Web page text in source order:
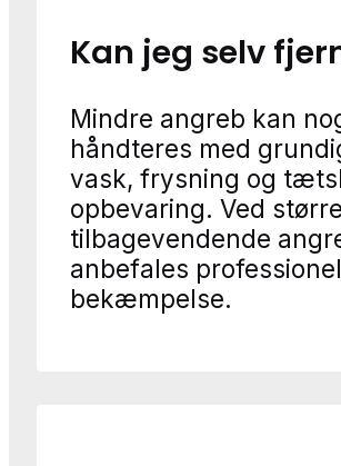
Kan jeg selv
Mindre angreb kan
håndteres med
vask, frysning og
opbevaring. Ved
tilbagevendende
anbefales professionel
bekæmpelse.